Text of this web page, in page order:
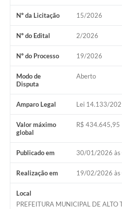
Nº da Licitação 15/2026
Nº do Edital 2/2026
Nº do Processo 19/2026
Modo de
Disputa
Aberto
Amparo Legal Lei 14.133/
Valor máximo
global
R$ 434.645,95
Publicado em 30/01/2026 às
Realização em 19/02/2026 às
Local
PREFEITURA MUNICIPAL DE ALTO